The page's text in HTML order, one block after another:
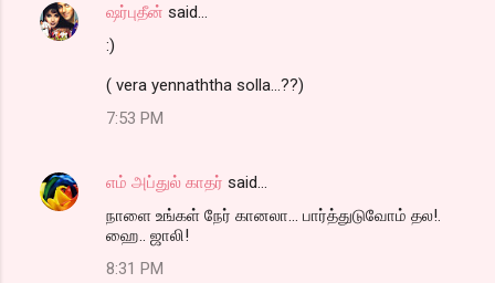
ஷர்புதீன் said…
:)
( vera yennaththa solla...??)
7:53 PM
எம் அப்துல் காதர் said…
நாளை உங்கள் நேர் கானலா... பார்த்துடுவோம் தல!.
ஹை.. ஜாலி!
8:31 PM